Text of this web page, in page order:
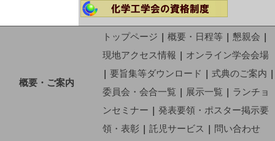
概要・ご案内
トップページ | 概要・日程等 | 懇親会 |
現地アクセス情報 | オンライン学会会場
| 要旨集等ダウンロード | 式典のご案内 |
委員会・会合一覧 | 展示一覧 | ランチョ
ンセミナー | 発表要領・ポスター掲示要
領・表彰 | 託児サービス | 問い合わせ